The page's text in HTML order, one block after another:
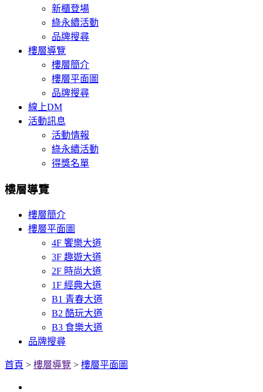
新櫃登場
綠永續活動
品牌搜尋
樓層導覽
樓層簡介
樓層平面圖
品牌搜尋
線上DM
活動訊息
活動情報
綠永續活動
得獎名單
樓層導覽
樓層簡介
樓層平面圖
4F 饗樂大道
3F 趣遊大道
2F 時尚大道
1F 經典大道
B1 青春大道
B2 酷玩大道
B3 食樂大道
品牌搜尋
首頁 > 樓層導覽 > 樓層平面圖